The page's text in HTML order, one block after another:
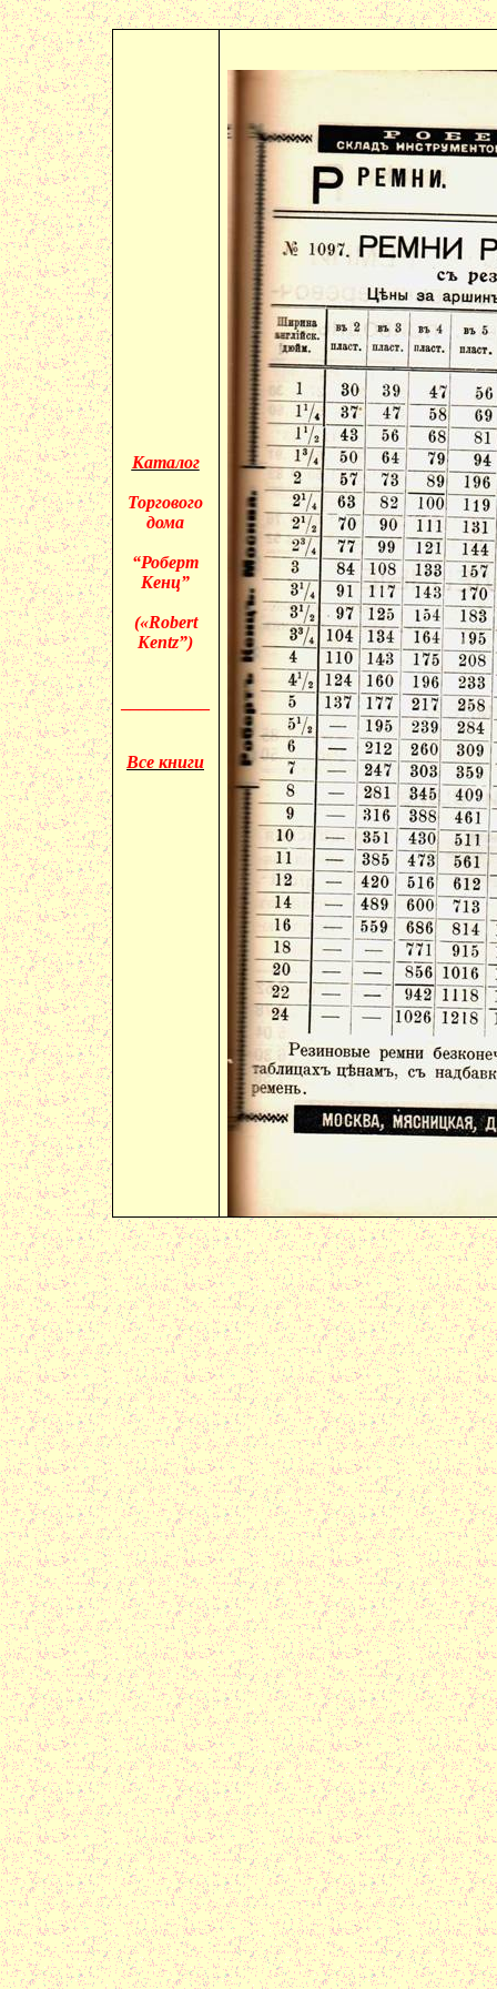
Каталог
Торгового
дома
“Роберт
Кенц”
(«Robert
Kentz”)
Все книги